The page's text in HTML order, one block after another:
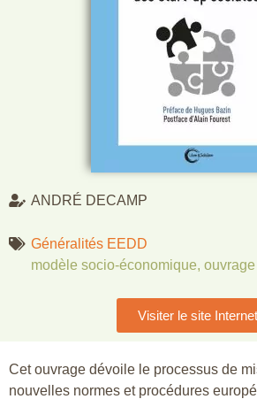
Cet ouvrage dévoile le processus de
nouvelles normes et procédures
ANDRÉ DECAMP
Généralités EEDD
modèle socio-économique, ouvrage
Visiter le site Internet